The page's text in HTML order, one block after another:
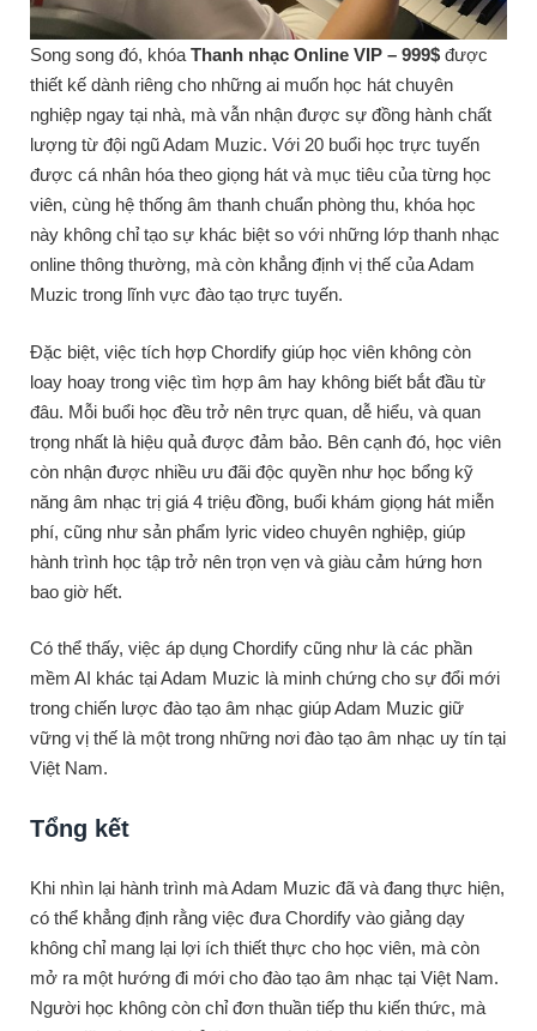
Song song đó, khóa Thanh nhạc Online VIP – 999$ được
thiết kế dành riêng cho những ai muốn học hát chuyên
nghiệp ngay tại nhà, mà vẫn nhận được sự đồng hành chất
lượng từ đội ngũ Adam Muzic. Với 20 buổi học trực tuyến
được cá nhân hóa theo giọng hát và mục tiêu của từng học
viên, cùng hệ thống âm thanh chuẩn phòng thu, khóa học
này không chỉ tạo sự khác biệt so với những lớp thanh nhạc
online thông thường, mà còn khẳng định vị thế của Adam
Muzic trong lĩnh vực đào tạo trực tuyến.
Đặc biệt, việc tích hợp Chordify giúp học viên không còn
loay hoay trong việc tìm hợp âm hay không biết bắt đầu từ
đâu. Mỗi buổi học đều trở nên trực quan, dễ hiểu, và quan
trọng nhất là hiệu quả được đảm bảo. Bên cạnh đó, học viên
còn nhận được nhiều ưu đãi độc quyền như học bổng kỹ
năng âm nhạc trị giá 4 triệu đồng, buổi khám giọng hát miễn
phí, cũng như sản phẩm lyric video chuyên nghiệp, giúp
hành trình học tập trở nên trọn vẹn và giàu cảm hứng hơn
bao giờ hết.
Có thể thấy, việc áp dụng Chordify cũng như là các phần
mềm AI khác tại Adam Muzic là minh chứng cho sự đổi mới
trong chiến lược đào tạo âm nhạc giúp Adam Muzic giữ
vững vị thế là một trong những nơi đào tạo âm nhạc uy tín tại
Việt Nam.
Tổng kết
Khi nhìn lại hành trình mà Adam Muzic đã và đang thực hiện,
có thể khẳng định rằng việc đưa Chordify vào giảng dạy
không chỉ mang lại lợi ích thiết thực cho học viên, mà còn
mở ra một hướng đi mới cho đào tạo âm nhạc tại Việt Nam.
Người học không còn chỉ đơn thuần tiếp thu kiến thức, mà